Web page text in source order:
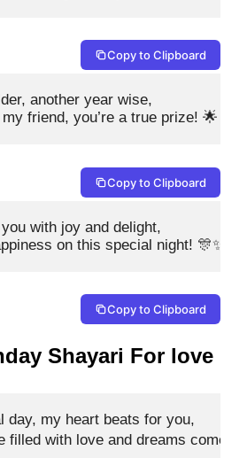
Copy to Clipboard
another year wise,
friend, you’re a true prize! 🌟🎈”
Copy to Clipboard
you with joy and delight,
on this special night! 🎊✨”
Copy to Clipboard
Shayari For love
day, my heart beats for you,
filled with love and dreams come